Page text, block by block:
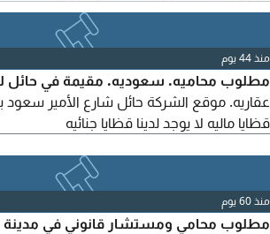
منذ 44 يوم
مطلوب محاميه. سعوديه. مقيمة في حائل
عقاريه. موقع الشركة حائل شارع الأمير
قظايا ماليه لا يوجد لدينا قظايا جنائيه
منذ 60 يوم
مطلوب محامي ومستشار قانوني في مدينة